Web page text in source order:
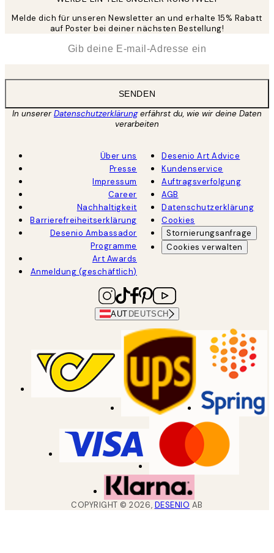
Melde dich für unseren Newsletter an und erhalte 15% Rabatt
auf Poster bei deiner nächsten Bestellung!
SENDEN
In unsererDatenschutzerklärungerfährst du, wie wir deine Daten
verarbeiten
Über uns
Presse
Impressum
Career
Nachhaltigkeit
Barrierefreiheitserklärung
Desenio Ambassador
Programme
Art Awards
Anmeldung (geschäftlich)
Desenio Art Advice
Kundenservice
Auftragsverfolgung
AGB
Datenschutzerklärung
Cookies
Stornierungsanfrage
Cookies verwalten
AUT DEUTSCH
COPYRIGHT ©2026, DESENIO AB